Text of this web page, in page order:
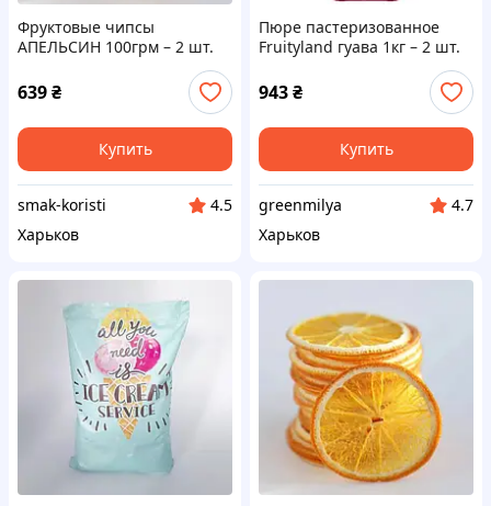
Фруктовые чипсы
АПЕЛЬСИН 100грм – 2 шт.
Код/Артикул НФ-00002522ё
639₴
Купить
smak-koristi
4.5
Харьков
Пюре пастеризованное
Fruityland гуава 1кг – 2 шт.
Код/Артикул НФ-00002756ёё
943₴
Купить
greenmilya
4.7
Харьков